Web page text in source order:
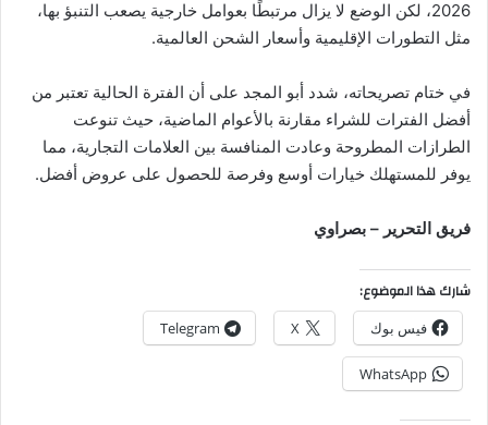
2026، لكن الوضع لا يزال مرتبطًا بعوامل خارجية يصعب التنبؤ بها،
مثل التطورات الإقليمية وأسعار الشحن العالمية.
في ختام تصريحاته، شدد أبو المجد على أن الفترة الحالية تعتبر من
أفضل الفترات للشراء مقارنة بالأعوام الماضية، حيث تنوعت
الطرازات المطروحة وعادت المنافسة بين العلامات التجارية، مما
يوفر للمستهلك خيارات أوسع وفرصة للحصول على عروض أفضل.
فريق التحرير – بصراوي
شارك هذا الموضوع:
فيس بوك X
Telegram
WhatsApp